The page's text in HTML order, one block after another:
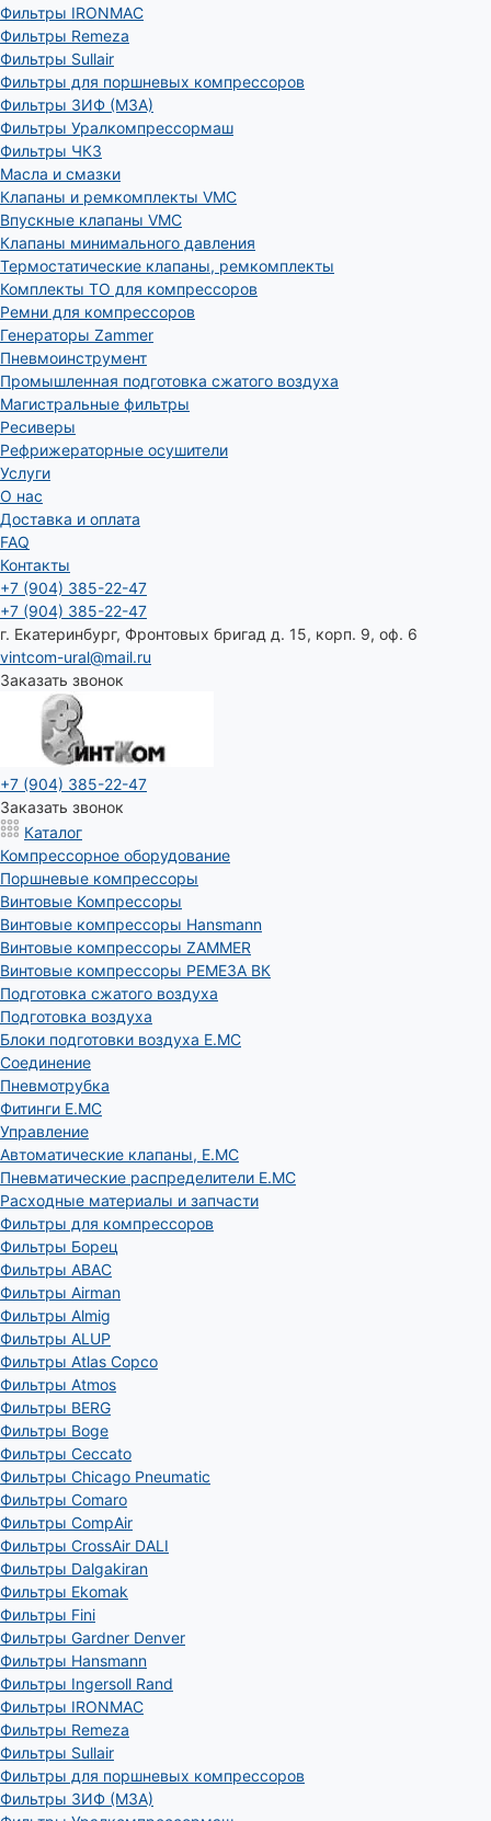
Фильтры IRONMAC
Фильтры Remeza
Фильтры Sullair
Фильтры для поршневых компрессоров
Фильтры ЗИФ (МЗА)
Фильтры Уралкомпрессормаш
Фильтры ЧКЗ
Масла и смазки
Клапаны и ремкомплекты VMC
Впускные клапаны VMC
Клапаны минимального давления
Термостатические клапаны, ремкомплекты
Комплекты ТО для компрессоров
Ремни для компрессоров
Генераторы Zammer
Пневмоинструмент
Промышленная подготовка сжатого воздуха
Магистральные фильтры
Ресиверы
Рефрижераторные осушители
Услуги
О нас
Доставка и оплата
FAQ
Контакты
+7 (904) 385-22-47
+7 (904) 385-22-47
г. Екатеринбург, Фронтовых бригад д. 15, корп. 9, оф. 6
vintcom-ural@mail.ru
Заказать звонок
+7 (904) 385-22-47
Заказать звонок
Каталог
Компрессорное оборудование
Поршневые компрессоры
Винтовые Компрессоры
Винтовые компрессоры Hansmann
Винтовые компрессоры ZAMMER
Винтовые компрессоры РЕМЕЗА ВК
Подготовка сжатого воздуха
Подготовка воздуха
Блоки подготовки воздуха E.MC
Соединение
Пневмотрубка
Фитинги E.MC
Управление
Автоматические клапаны, Е.МС
Пневматические распределители E.MC
Расходные материалы и запчасти
Фильтры для компрессоров
Фильтры Борец
Фильтры ABAC
Фильтры Airman
Фильтры Almig
Фильтры ALUP
Фильтры Atlas Copco
Фильтры Atmos
Фильтры BERG
Фильтры Boge
Фильтры Ceccato
Фильтры Chicago Pneumatic
Фильтры Comaro
Фильтры CompAir
Фильтры CrossAir DALI
Фильтры Dalgakiran
Фильтры Ekomak
Фильтры Fini
Фильтры Gardner Denver
Фильтры Hansmann
Фильтры Ingersoll Rand
Фильтры IRONMAC
Фильтры Remeza
Фильтры Sullair
Фильтры для поршневых компрессоров
Фильтры ЗИФ (МЗА)